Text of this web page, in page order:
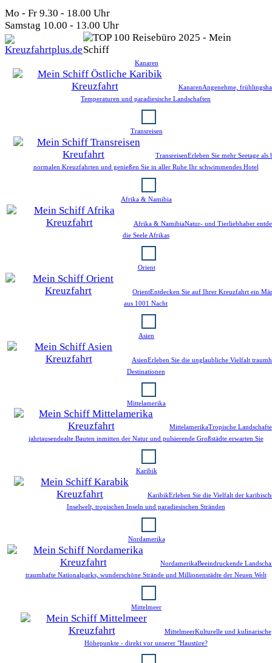
Mo - Fr 9.30 - 18.00 Uhr
Samstag 10.00 - 13.00 Uhr
Kanaren
KanarenAngenehme,
Temperaturen und paradiesische Landschaften
Transreisen
TransreisenErleben Sie mehr Seetage als
normalen Kreuzfahrten und genießen Sie in aller Ruhe Ihr schwimmendes Hotel
Afrika & Namibia
Afrika & NamibiaNatur- und Tierliebhaber
die Seele Afrikas
Orient
OrientEntdecken Sie auf Ihrer Kreuzfahrt ein
aus 1001 Nacht
Asien
AsienErleben Sie die unglaubliche Vielfalt
Destinationen
Mittelamerika
MittelamerikaTropische
jahrtausendealte Bauten inmitten der Natur und pulsierende Großstädte erwarten Sie
Karibik
KaribikErleben Sie die Vielfalt der
Inselwelt, tropischen Inseln und paradiesischen Stränden
Nordamerika
NordamerikaBeeindruckende
traumhafte Nationalparks, wunderschöne Strände und Millionenstädte der Neuen Welt
Mittelmeer
MittelmeerKulturelle und kulinarische
Höhepunkte - direkt vor unserer "Haustüre?